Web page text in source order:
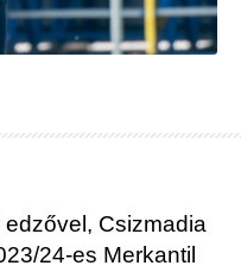
Csizmadia
24-es Merkantil